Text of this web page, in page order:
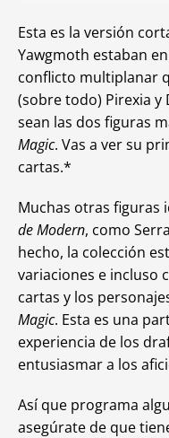
Esta es la versión
Yawgmoth estaban
conflicto multiplanar
(sobre todo) Pirexia
sean las dos figuras
Magic. Vas a ver su
cartas.*
Muchas otras figuras
de Modern, como
hecho, la colección
variaciones e incluso
cartas y los
Magic. Esta es una
experiencia de los
entusiasmar a los
Así que programa
asegúrate de que